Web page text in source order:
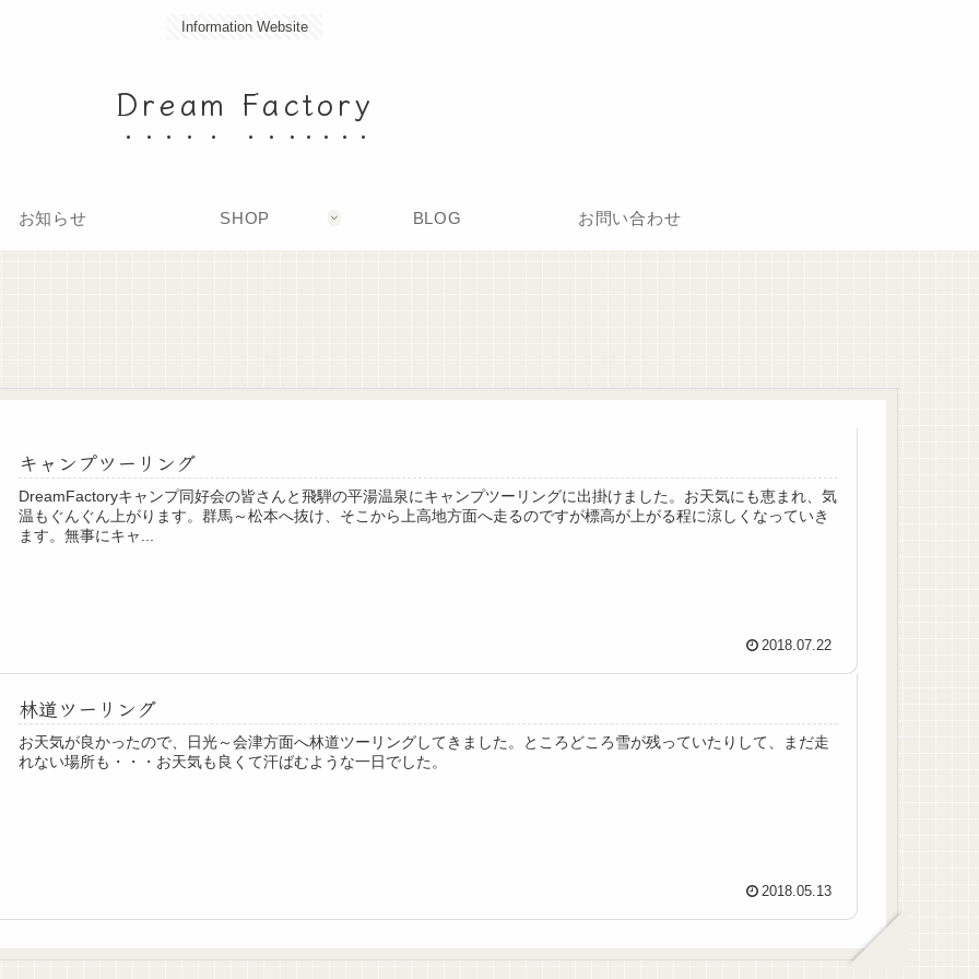
Information Website
Dream Factory
お知らせ SHOP BLOG お問い合わせ
キャンプツーリング
DreamFactoryキャンプ同好会の皆さんと飛騨の平湯温泉にキャンプツーリングに出掛けました。お天気にも恵まれ、気
温もぐんぐん上がります。群馬～松本へ抜け、そこから上高地方面へ走るのですが標高が上がる程に涼しくなっていき
ます。無事にキャ...
2018.07.22
林道ツーリング
お天気が良かったので、日光～会津方面へ林道ツーリングしてきました。ところどころ雪が残っていたりして、まだ走
れない場所も・・・お天気も良くて汗ばむような一日でした。
2018.05.13